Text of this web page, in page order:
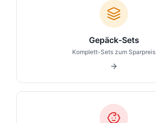
Gepäck-Sets
Komplett-Sets zum Sparpreis